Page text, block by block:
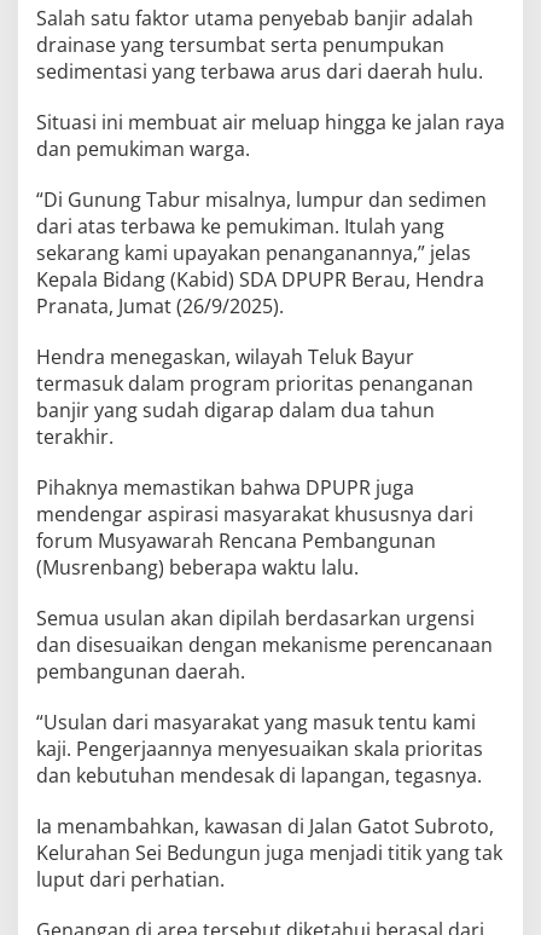
Salah satu faktor utama penyebab banjir adalah
drainase yang tersumbat serta penumpukan
sedimentasi yang terbawa arus dari daerah hulu.
Situasi ini membuat air meluap hingga ke jalan raya
dan pemukiman warga.
“Di Gunung Tabur misalnya, lumpur dan sedimen
dari atas terbawa ke pemukiman. Itulah yang
sekarang kami upayakan penanganannya,” jelas
Kepala Bidang (Kabid) SDA DPUPR Berau, Hendra
Pranata, Jumat (26/9/2025).
Hendra menegaskan, wilayah Teluk Bayur
termasuk dalam program prioritas penanganan
banjir yang sudah digarap dalam dua tahun
terakhir.
Pihaknya memastikan bahwa DPUPR juga
mendengar aspirasi masyarakat khususnya dari
forum Musyawarah Rencana Pembangunan
(Musrenbang) beberapa waktu lalu.
Semua usulan akan dipilah berdasarkan urgensi
dan disesuaikan dengan mekanisme perencanaan
pembangunan daerah.
“Usulan dari masyarakat yang masuk tentu kami
kaji. Pengerjaannya menyesuaikan skala prioritas
dan kebutuhan mendesak di lapangan, tegasnya.
Ia menambahkan, kawasan di Jalan Gatot Subroto,
Kelurahan Sei Bedungun juga menjadi titik yang tak
luput dari perhatian.